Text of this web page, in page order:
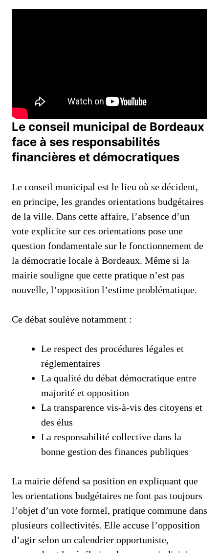
Le conseil municipal de Bordeaux
face à ses responsabilités
financières et démocratiques
Le conseil municipal est le lieu où se décident,
en principe, les grandes orientations budgétaires
de la ville. Dans cette affaire, l’absence d’un
vote explicite sur ces orientations pose une
question fondamentale sur le fonctionnement de
la démocratie locale à Bordeaux. Même si la
mairie souligne que cette pratique n’est pas
nouvelle, l’opposition l’estime problématique.
Ce débat soulève notamment :
Le respect des procédures légales et
réglementaires
La qualité du débat démocratique entre
majorité et opposition
La transparence vis-à-vis des citoyens et
des élus
La responsabilité collective dans la
bonne gestion des finances publiques
La mairie défend sa position en expliquant que
les orientations budgétaires ne font pas toujours
l’objet d’un vote formel, pratique commune dans
plusieurs collectivités. Elle accuse l’opposition
d’agir selon un calendrier opportuniste,